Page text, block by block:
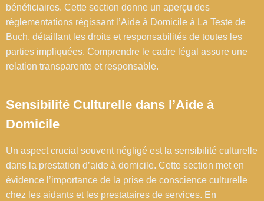
bénéficiaires. Cette section donne un aperçu des
réglementations régissant l’Aide à Domicile à La Teste de
Buch, détaillant les droits et responsabilités de toutes les
parties impliquées. Comprendre le cadre légal assure une
relation transparente et responsable.
Sensibilité Culturelle dans l’Aide à
Domicile
Un aspect crucial souvent négligé est la sensibilité culturelle
dans la prestation d’aide à domicile. Cette section met en
évidence l’importance de la prise de conscience culturelle
chez les aidants et les prestataires de services. En